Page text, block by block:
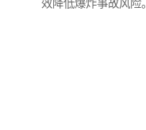
效降低爆炸事故风险。